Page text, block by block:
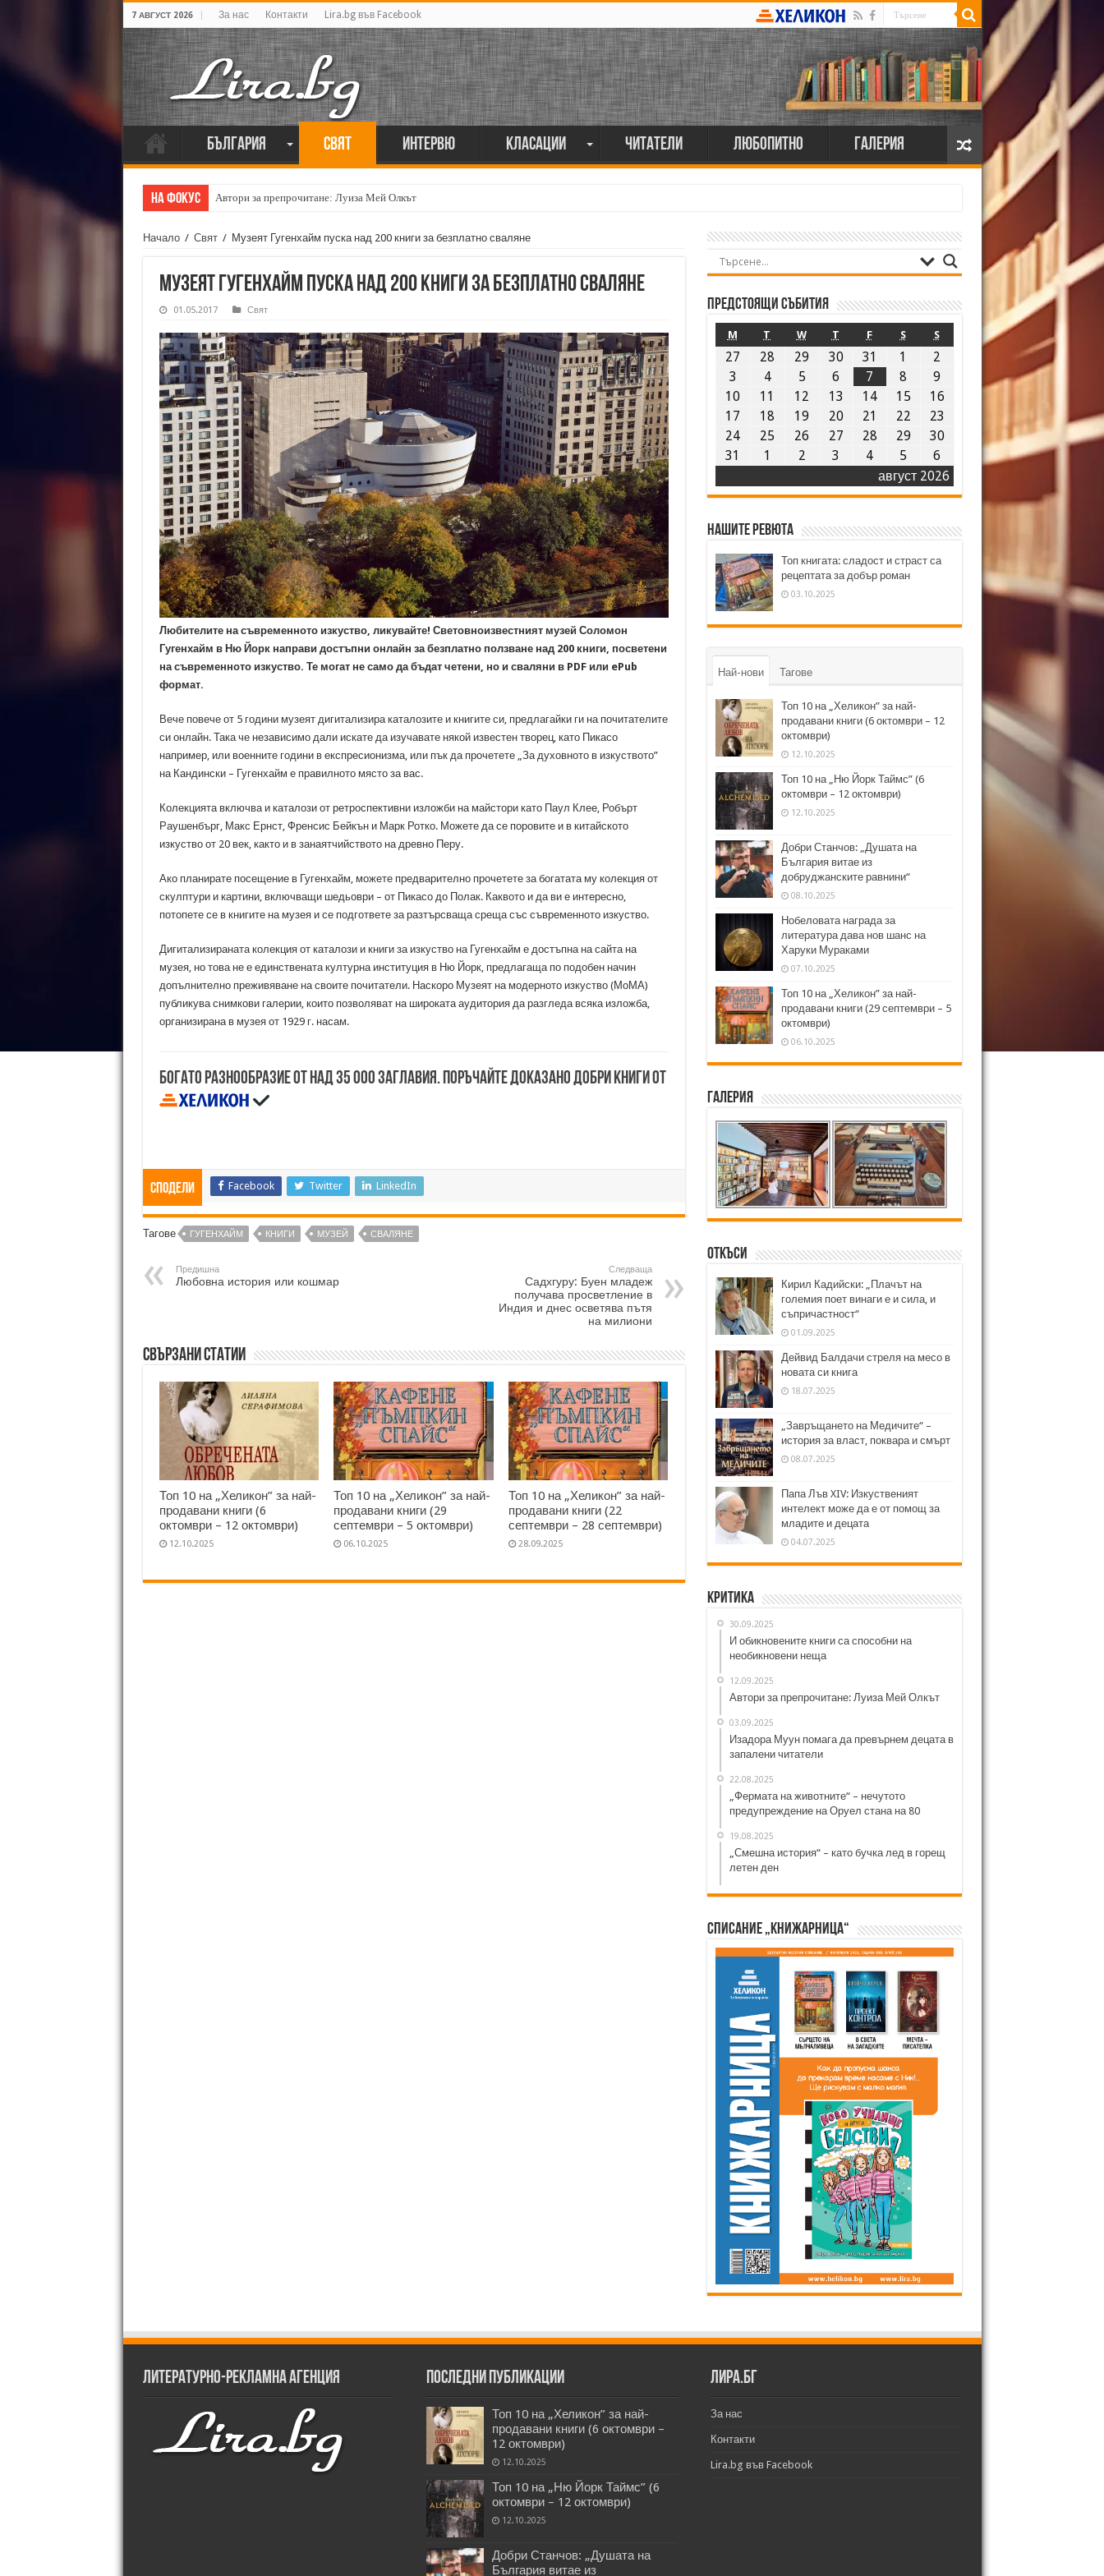
7 АВГУСТ 2026 За нас Контакти Lira.bg във Facebook
България Свят Интервю Класации Читатели Любопитно Галерия
На фокус Автори за препрочитане: Луиза Мей Олкът
Начало / Свят / Музеят Гугенхайм пуска над 200 книги за безплатно сваляне
Музеят Гугенхайм пуска над 200 книги за безплатно сваляне
01.05.2017 Свят
Любителите на съвременното изкуство, ликувайте! Световноизвестният музей Соломон
Гугенхайм в Ню Йорк направи достъпни онлайн за безплатно ползване над 200 книги, посветени
на съвременното изкуство. Те могат не само да бъдат четени, но и сваляни в PDF или ePub
формат.
Вече повече от 5 години музеят дигитализира каталозите и книгите си, предлагайки ги на почитателите
си онлайн. Така че независимо дали искате да изучавате някой известен творец, като Пикасо
например, или военните години в експресионизма, или пък да прочетете „За духовното в изкуството”
на Кандински – Гугенхайм е правилното място за вас.
Колекцията включва и каталози от ретроспективни изложби на майстори като Паул Клее, Робърт
Раушенбърг, Макс Ернст, Френсис Бейкън и Марк Ротко. Можете да се поровите и в китайското
изкуство от 20 век, както и в занаятчийството на древно Перу.
Ако планирате посещение в Гугенхайм, можете предварително прочетете за богатата му колекция от
скулптури и картини, включващи шедьоври – от Пикасо до Полак. Каквото и да ви е интересно,
потопете се в книгите на музея и се подгответе за разтърсваща среща със съвременното изкуство.
Дигитализираната колекция от каталози и книги за изкуство на Гугенхайм е достъпна на сайта на
музея, но това не е единствената културна институция в Ню Йорк, предлагаща по подобен начин
допълнително преживяване на своите почитатели. Наскоро Музеят на модерното изкуство (МоМА)
публикува снимкови галерии, които позволяват на широката аудитория да разгледа всяка изложба,
организирана в музея от 1929 г. насам.
Богато разнообразие от над 35 000 заглавия. Поръчайте доказано добри книги от
Сподели Facebook Twitter LinkedIn
Тагове ГУГЕНХАЙМ КНИГИ МУЗЕЙ СВАЛЯНЕ
Предишна
Любовна история или кошмар
Следваща
Садхгуру: Буен младеж
получава просветление в
Индия и днес осветява пътя
на милиони
Свързани статии
Топ 10 на „Хеликон” за най-
продавани книги (6
октомври – 12 октомври)
12.10.2025
Топ 10 на „Хеликон” за най-
продавани книги (29
септември – 5 октомври)
06.10.2025
Топ 10 на „Хеликон” за най-
продавани книги (22
септември – 28 септември)
28.09.2025
Предстоящи събития
август 2026
M T W T F S S
27 28 29 30 31 1
2
3
4 5 6 7 8
9
10
11 12 13 14 15
16
17
18 19 20 21 22
23
24
25 26 27 28 29
30
31
1 2 3 4 5 6
Нашите ревюта
Топ книгата: сладост и страст са
рецептата за добър роман
03.10.2025
Най-нови Тагове
Топ 10 на „Хеликон” за най-
продавани книги (6 октомври – 12
октомври)
12.10.2025
Топ 10 на „Ню Йорк Таймс” (6
октомври – 12 октомври)
12.10.2025
Добри Станчов: „Душата на
България витае из
добруджанските равнини“
08.10.2025
Нобеловата награда за
литература дава нов шанс на
Харуки Мураками
07.10.2025
Топ 10 на „Хеликон” за най-
продавани книги (29 септември – 5
октомври)
06.10.2025
Галерия
Откъси
Кирил Кадийски: „Плачът на
големия поет винаги е и сила, и
съпричастност“
01.09.2025
Дейвид Балдачи стреля на месо в
новата си книга
18.07.2025
„Завръщането на Медичите“ –
история за власт, поквара и смърт
08.07.2025
Папа Лъв XIV: Изкуственият
интелект може да е от помощ за
младите и децата
04.07.2025
Критика
30.09.2025
И обикновените книги са способни на
необикновени неща
12.09.2025
Автори за препрочитане: Луиза Мей Олкът
03.09.2025
Изадора Муун помага да превърнем децата в
запалени читатели
22.08.2025
„Фермата на животните“ – нечутото
предупреждение на Оруел стана на 80
19.08.2025
„Смешна история“ – като бучка лед в горещ
летен ден
Списание „Книжарница“
Литературно-рекламна агенция Последни публикации
Топ 10 на „Хеликон” за най-
продавани книги (6 октомври –
12 октомври)
12.10.2025
Топ 10 на „Ню Йорк Таймс” (6
октомври – 12 октомври)
12.10.2025
Добри Станчов: „Душата на
България витае из
Лира.бг
За нас
Контакти
Lira.bg във Facebook